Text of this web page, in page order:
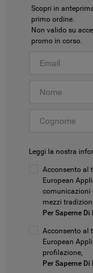
Scopri in
primo ordine.
Non valido su
promo in corso.
Leggi la nostra
Acconsento al
European
comunicazioni
mezzi
Per Saperne Di
Acconsento al
European
profilazione,
Per Saperne Di